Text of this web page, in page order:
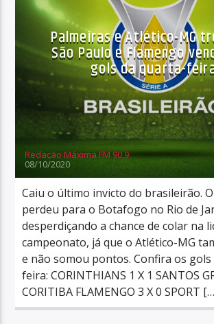
Palmeiras e Atlético-MG
São Paulo e Flamengo
gols da quarta-
Redação Máxima FM 90,9
08/10/2020
Caiu o último invicto do brasileirão.
perdeu para o Botafogo no Rio de
desperdiçando a chance de colar na
campeonato, já que o Atlético-MG
e não somou pontos. Confira os
feira: CORINTHIANS 1 X 1 SANTOS
CORITIBA FLAMENGO 3 X 0 SPORT